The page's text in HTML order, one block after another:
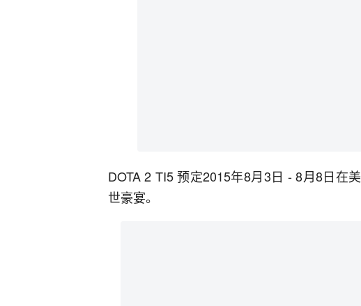
DOTA 2 TI5 预定2015年8月3日 - 8月8日在
世豪宴。